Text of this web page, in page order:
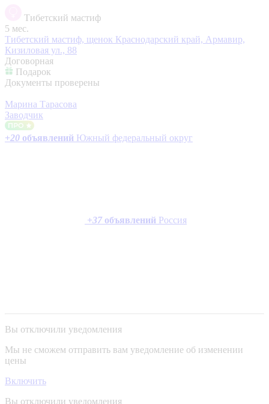
Тибетский мастиф
5 мес.
Тибетский мастиф, щенок Краснодарский край, Армавир,
Кизиловая ул., 88
Договорная
Подарок
Документы проверены
Марина Тарасова
Заводчик
+20 объявлений Южный федеральный округ
+37 объявлений Россия
Вы отключили уведомления
Мы не сможем отправить вам уведомление об изменении
цены
Включить
Вы отключили уведомления